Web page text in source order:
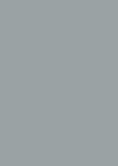
dass
nicht einer
natürlichen